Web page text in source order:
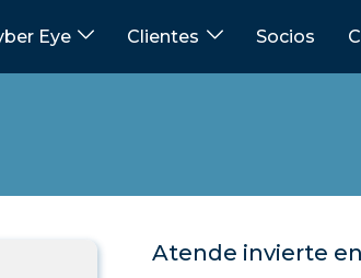
Eye Clientes Socios
Atende invierte